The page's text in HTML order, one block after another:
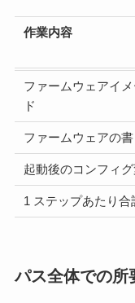
作業内容
ファームウェアイ
ド
ファームウェアの
起動後のコンフィ
1 ステップあたり合
パス全体での所